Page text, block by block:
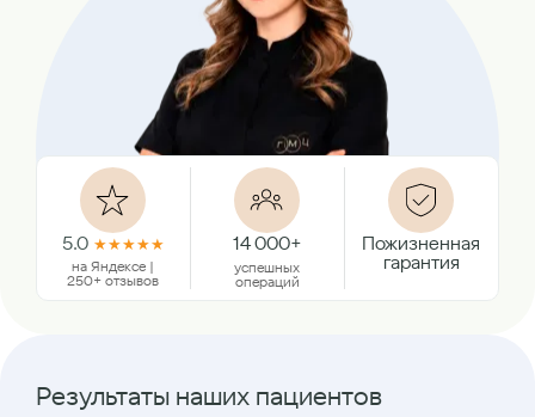
5.0 ★★★★★
на Яндексе |
250+ отзывов
14 000+
успешных
операций
Пожизненная
гарантия
Результаты наших пациентов